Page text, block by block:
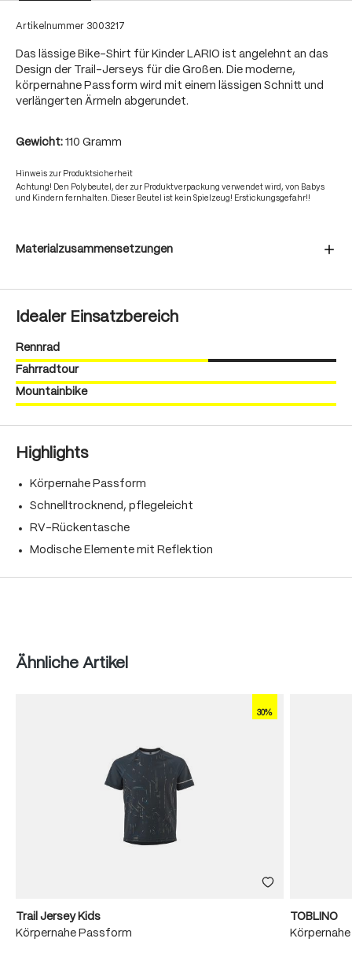
Artikelnummer 3003217
Das lässige Bike-Shirt für Kinder LARIO ist angelehnt an das
Design der Trail-Jerseys für die Großen. Die moderne,
körpernahne Passform wird mit einem lässigen Schnitt und
verlängerten Ärmeln abgerundet.
Gewicht: 110 Gramm
Hinweis zur Produktsicherheit
Achtung! Den Polybeutel, der zur Produktverpackung verwendet wird, von Babys
und Kindern fernhalten. Dieser Beutel ist kein Spielzeug! Erstickungsgefahr!!
Materialzusammensetzungen
Idealer Einsatzbereich
Rennrad
Fahrradtour
Mountainbike
Highlights
Körpernahe Passform
Schnelltrocknend, pflegeleicht
RV-Rückentasche
Modische Elemente mit Reflektion
Produktgalerie überspringen
Ähnliche Artikel
30%
Trail Jersey Kids
Körpernahe Passform
TOBLINO